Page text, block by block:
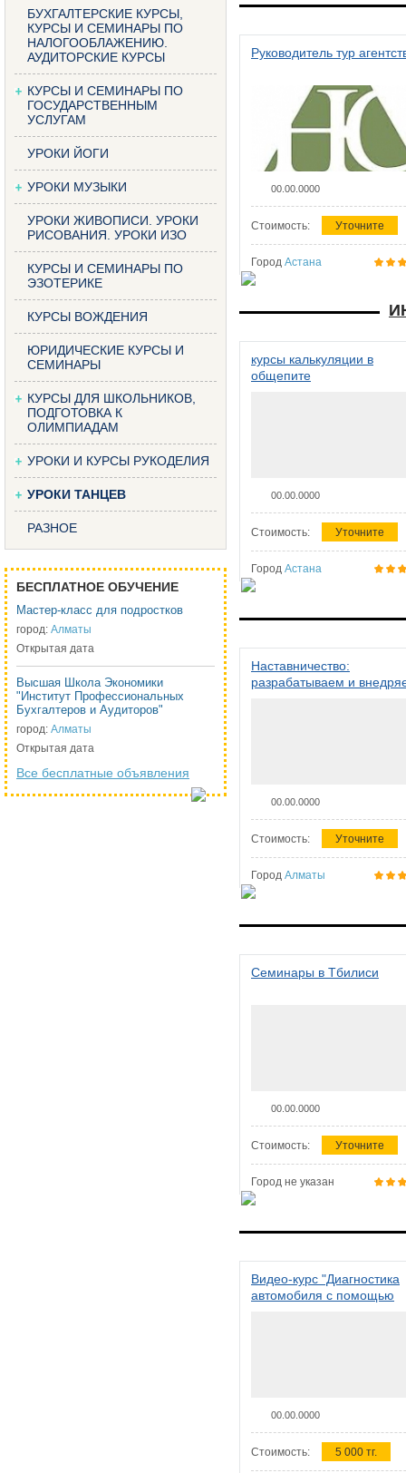
БУХГАЛТЕРСКИЕ КУРСЫ,
КУРСЫ И СЕМИНАРЫ ПО
НАЛОГООБЛАЖЕНИЮ.
АУДИТОРСКИЕ КУРСЫ
КУРСЫ И СЕМИНАРЫ ПО
ГОСУДАРСТВЕННЫМ
УСЛУГАМ
УРОКИ ЙОГИ
УРОКИ МУЗЫКИ
УРОКИ ЖИВОПИСИ. УРОКИ
РИСОВАНИЯ. УРОКИ ИЗО
КУРСЫ И СЕМИНАРЫ ПО
ЭЗОТЕРИКЕ
КУРСЫ ВОЖДЕНИЯ
ЮРИДИЧЕСКИЕ КУРСЫ И
СЕМИНАРЫ
КУРСЫ ДЛЯ ШКОЛЬНИКОВ,
ПОДГОТОВКА К
ОЛИМПИАДАМ
УРОКИ И КУРСЫ РУКОДЕЛИЯ
УРОКИ ТАНЦЕВ
РАЗНОЕ
БЕСПЛАТНОЕ ОБУЧЕНИЕ
Мастер-класс для подростков
город: Алматы
Открытая дата
Высшая Школа Экономики
"Институт Профессиональных
Бухгалтеров и Аудиторов"
город: Алматы
Открытая дата
Все бесплатные объявления
Руководитель тур
00.00.0000
Стоимость: Уточните
Город Астана
курсы калькуляции в
общепите
00.00.0000
Стоимость: Уточните
Город Астана
Наставничество:
разрабатываем и
00.00.0000
Стоимость: Уточните
Город Алматы
Семинары в Тбилиси
00.00.0000
Стоимость: Уточните
Город не указан
Видео-курс "Диагностика
автомобиля с помощью
00.00.0000
Стоимость: 5 000 тг.